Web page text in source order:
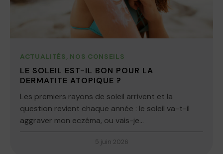
ACTUALITÉS, NOS CONSEILS
LE SOLEIL EST-IL BON POUR LA
DERMATITE ATOPIQUE ?
Les premiers rayons de soleil arrivent et la
question revient chaque année : le soleil va-t-il
aggraver mon eczéma, ou vais-je...
5 juin 2026